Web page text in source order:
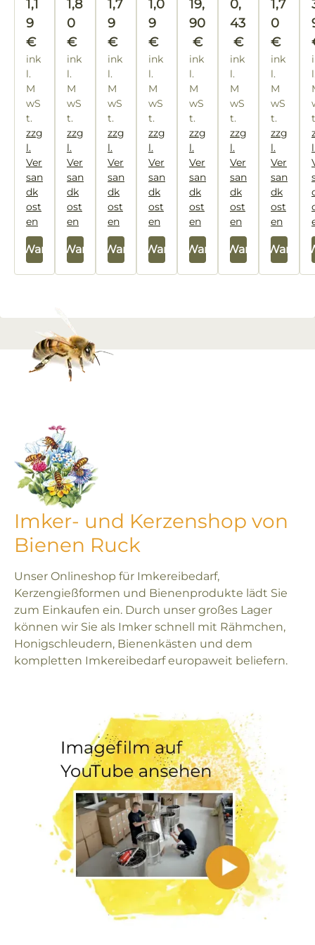
1,1
9
€
ink
l.
M
wS
t.
zzg
l.
Ver
san
dk
ost
en
Warenkorb
1,8
0
€
ink
l.
M
wS
t.
zzg
l.
Ver
san
dk
ost
en
In den Warenkorb
1,7
9
€
ink
l.
M
wS
t.
zzg
l.
Ver
san
dk
ost
en
In den Warenkorb
1,0
9
€
ink
l.
M
wS
t.
zzg
l.
Ver
san
dk
ost
en
In den Warenkorb
Regulärer Preis:
19,
90
€
ink
l.
M
wS
t.
zzg
l.
Ver
san
dk
ost
en
In den Warenkorb
0,
43
€
ink
l.
M
wS
t.
zzg
l.
Ver
san
dk
ost
en
In den Warenkorb
1,7
0
€
ink
l.
M
wS
t.
zzg
l.
Ver
san
dk
ost
en
In den In den
Imker- und Kerzenshop von
Bienen Ruck
Unser Onlineshop für Imkereibedarf,
Kerzengießformen und Bienenprodukte lädt Sie
zum Einkaufen ein. Durch unser großes Lager
können wir Sie als Imker schnell mit Rähmchen,
Honigschleudern, Bienenkästen und dem
kompletten Imkereibedarf europaweit beliefern.